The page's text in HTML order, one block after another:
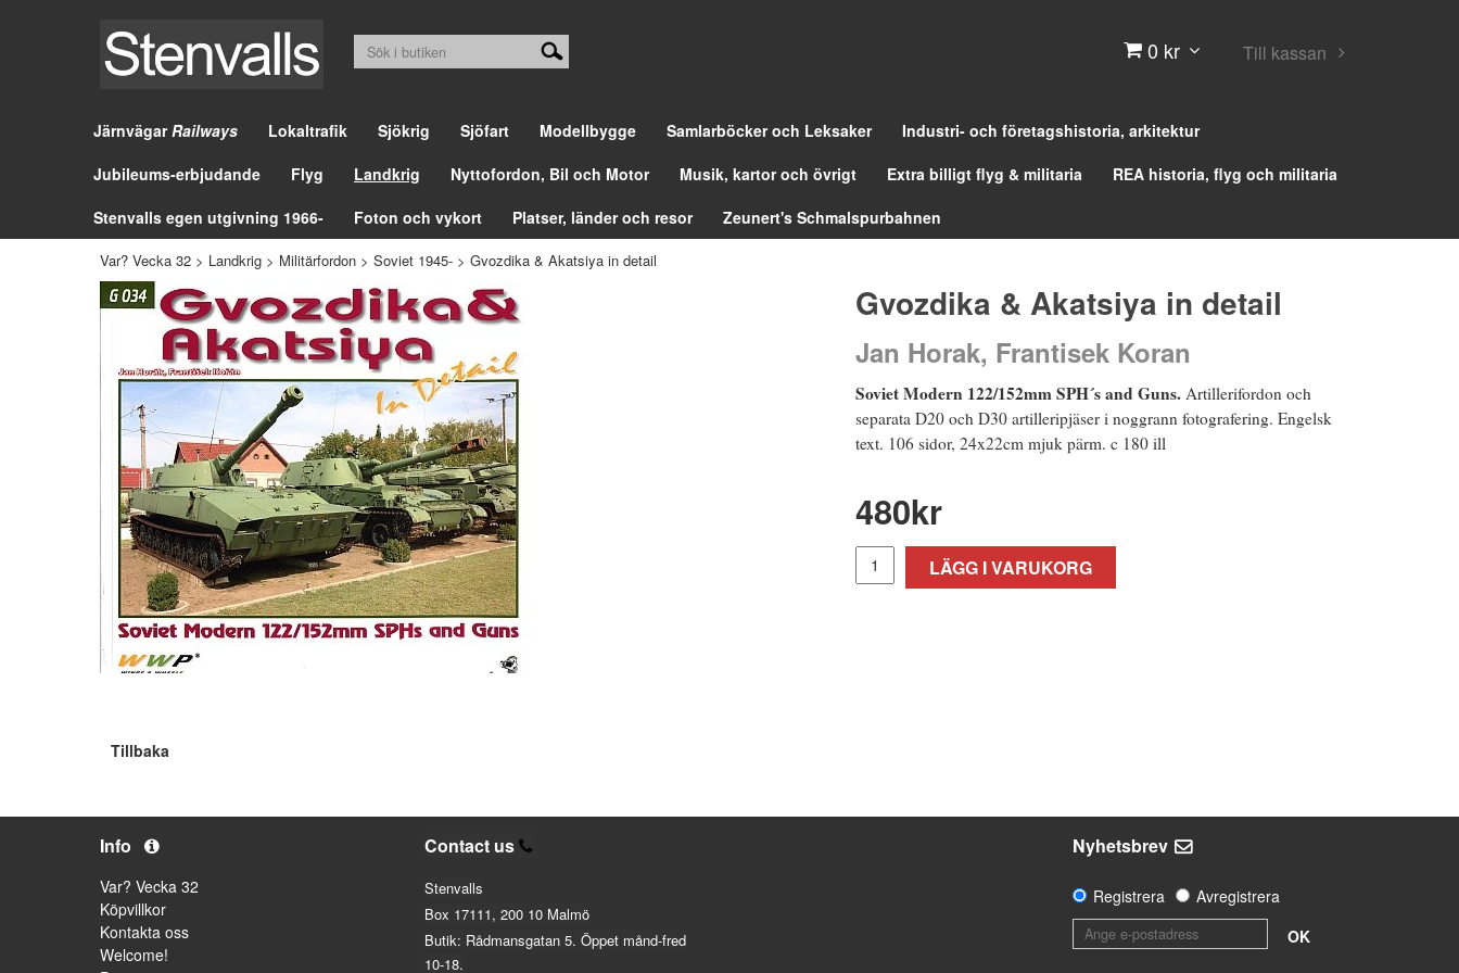
0 kr Till kassan
JärnvägarRailways Lokaltrafik Sjökrig Sjöfart Modellbygge Samlarböcker och Leksaker
Industri- och företagshistoria, arkitektur
Jubileums-erbjudande
Flyg Landkrig Nyttofordon, Bil och Motor Musik, kartor och övrigt Extra billigt flyg & militaria
REA historia, flyg och militaria
Stenvalls egen utgivning 1966-
Foton och vykort Platser, länder och resor Zeunert's Schmalspurbahnen
Var? Vecka 32 > Landkrig > Militärfordon > Soviet 1945- > Gvozdika & Akatsiya in detail
Gvozdika & Akatsiya in detail
Jan Horak, Frantisek Koran
Soviet Modern 122/152mm SPH´s and Guns. Artillerifordon och
separata D20 och D30 artilleripjäser i noggrann fotografering. Engelsk
text. 106 sidor, 24x22cm mjuk pärm. c 180 ill
480kr
LÄGG I VARUKORG
Tillbaka
Info
Var? Vecka 32
Köpvillkor
Kontakta oss
Welcome!
Contact us
Stenvalls
Box 17111, 200 10 Malmö
Butik: Rådmansgatan 5. Öppet månd-fred
10-18.
Nyhetsbrev
Registrera
Avregistrera
OK